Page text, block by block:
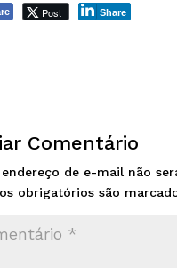
Post Share
Comentário
endereço de e-mail não
obrigatórios são